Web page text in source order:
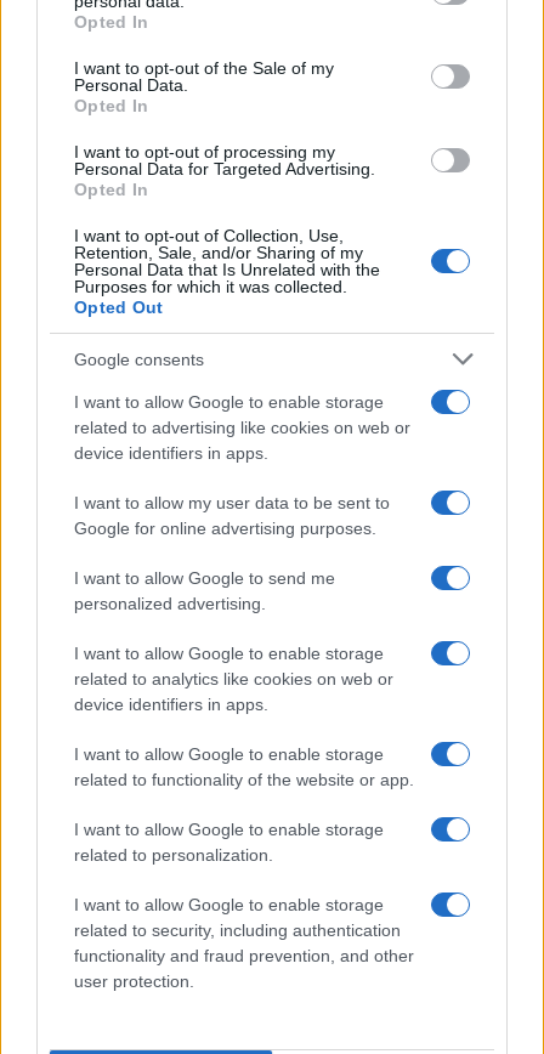
grant or deny consent to Google and its third-party tags to
use your data for below specified purposes in below Google
consent section.
Opted In
I want to opt-out of the Sale of my
Personal Data.
Opted In
I want to opt-out of processing my
Personal Data for Targeted Advertising.
Opted In
I want to opt-out of Collection, Use,
Retention, Sale, and/or Sharing of my
Personal Data that Is Unrelated with the
Purposes for which it was collected.
Opted Out
Google consents
I want to allow Google to enable storage
related to advertising like cookies on web or
device identifiers in apps.
I want to allow my user data to be sent to
Google for online advertising purposes.
I want to allow Google to send me
personalized advertising.
I want to allow Google to enable storage
related to analytics like cookies on web or
device identifiers in apps.
I want to allow Google to enable storage
related to functionality of the website or app.
I want to allow Google to enable storage
related to personalization.
I want to allow Google to enable storage
related to security, including authentication
functionality and fraud prevention, and other
user protection.
dieci anni. L’incontro fu una grossa sconfitta per
de la Hoya, che subì il primo KO in tutta la sua
carriera. Dopo questo incontro si fermò per 15
mesi, fondando l
manageriale da cui è passato anche un campione
comeCanelo Alvarez
Nel 2006, dopo aver riconquistato la corona WBC
superwelter,decise di accettare la sfida
con Floyd Mayweather, Jr. dando vita al match
più importante, al di fuori della categoria pesi
. Tuttavia,
nonostante l’equilibrio del match, de la Hoya non
riuscì a ottenere questa ennesima soddisfazione.
Non potendo ottenere la rivincita, visto il ritiro
del rivale, ilsuo ultimo match fu quello contro il
filippino Manny Pacquiao. La sfida, avvenuta nel
dicembre del 2008, fu una pesante sconfitta per
Oscar che al termine del nono round, su
suggerimento del suo entourage, decise di
chiedere la sospensione onde evitare una
punizione troppo pesante. Dopo essersi ritirato
nel 2009,nell’agosto 2020 ha annunciato il suo
LEGGI ANCHE:La storia di Muhammad Ali: tutto
sul più grande pugile di tutti i tempi